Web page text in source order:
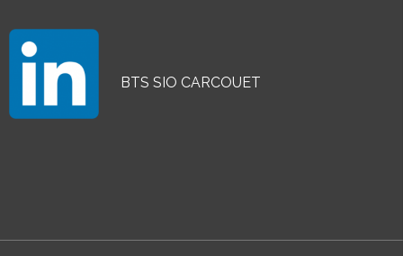
BTS SIO CARCOUET